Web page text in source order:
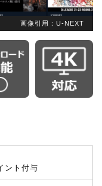
画像引用：U-NEXT
ント付与